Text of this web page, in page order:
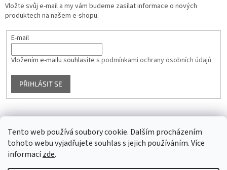
Tento web používá soubory cookie. Dalším procházením
tohoto webu vyjadřujete souhlas s jejich používáním. Více
informacízde.
Vložte svůj e-mail a my vám budeme zasílat informace o nových
produktech na našem e-shopu.
E-mail
Vložením e-mailu souhlasíte s podmínkami ochrany osobních údajů
PŘIHLÁSIT SE
Facebook